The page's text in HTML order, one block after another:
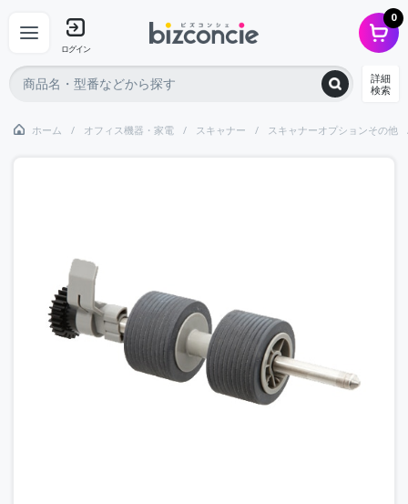
ログイン
0
詳細
検索
ホーム オフィス機器・家電 スキャナー スキャナーオプションその他